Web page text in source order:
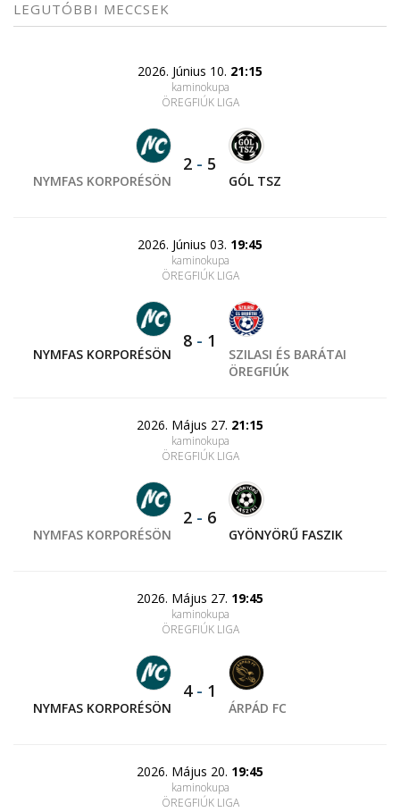
LEGUTÓBBI MECCSEK
2026. Június 10. 21:15
kaminokupa
ÖREGFIÚK LIGA
NYMFAS KORPORÉSÖN
2 - 5
GÓL TSZ
2026. Június 03. 19:45
kaminokupa
ÖREGFIÚK LIGA
NYMFAS KORPORÉSÖN
8 - 1
SZILASI ÉS BARÁTAI
ÖREGFIÚK
2026. Május 27. 21:15
kaminokupa
ÖREGFIÚK LIGA
NYMFAS KORPORÉSÖN
2 - 6
GYÖNYÖRŰ FASZIK
2026. Május 27. 19:45
kaminokupa
ÖREGFIÚK LIGA
NYMFAS KORPORÉSÖN
4- 1
ÁRPÁD FC
2026. Május 20. 19:45
kaminokupa
ÖREGFIÚK LIGA